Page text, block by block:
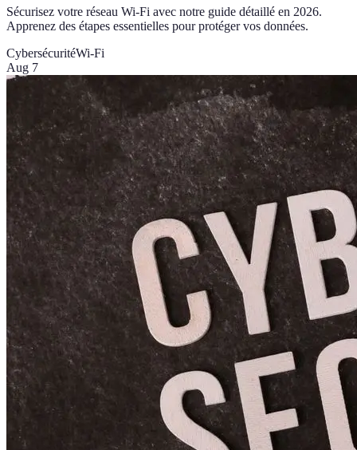
Sécurisez votre réseau Wi-Fi avec notre guide détaillé en 2026.
Apprenez des étapes essentielles pour protéger vos données.
CybersécuritéWi-Fi
Aug 7